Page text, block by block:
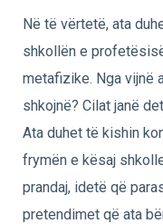
Në të vërtetë, ata
shkollën e
metafizike. Nga vijnë
shkojnë? Cilat janë
Ata duhet të kishin
frymën e kësaj
prandaj, idetë që
pretendimet që ata